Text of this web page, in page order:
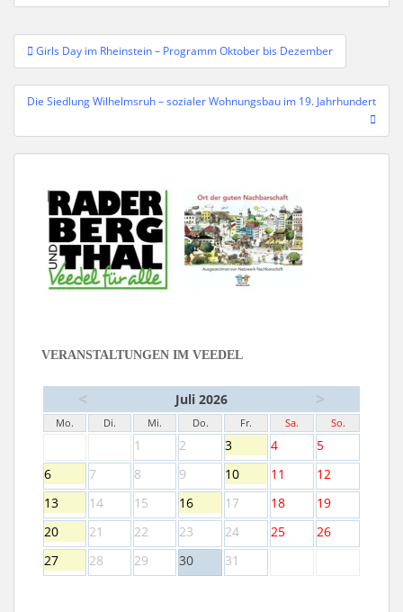
Beitragsnavigation
Girls Day im Rheinstein – Programm Oktober bis Dezember
Die Siedlung Wilhelmsruh – sozialer Wohnungsbau im 19. Jahrhundert
VERANSTALTUNGEN IM VEEDEL
< Juli 2026 >
Mo. Di. Mi. Do. Fr. Sa. So.
1 2 3 4
5
6
7 8 9 10 11
12
13
14 15 16 17 18
19
20
21 22 23 24 25
26
27
28 29 30 31